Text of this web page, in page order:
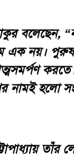
বলেছেন,
এক নয়।
নামই হলো
তাঁর